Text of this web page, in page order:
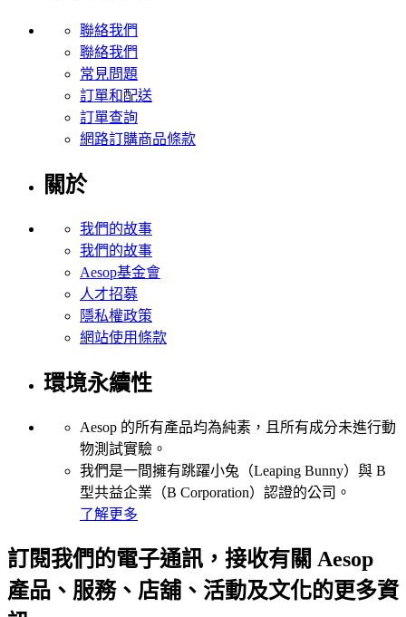
聯絡我們
聯絡我們
常見問題
訂單和配送
訂單查詢
網路訂購商品條款
關於
我們的故事
我們的故事
Aesop基金會
人才招募
隱私權政策
網站使用條款
環境永續性
Aesop 的所有產品均為純素，且所有成分未進行動
物測試實驗。
我們是一間擁有跳躍小兔（Leaping Bunny）與 B
型共益企業（B Corporation）認證的公司。
了解更多
訂閱我們的電子通訊，接收有關 Aesop
產品、服務、店舖、活動及文化的更多資